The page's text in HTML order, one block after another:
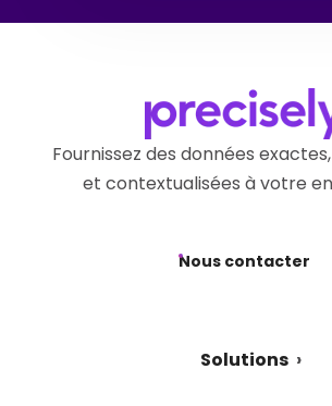
Fournissez des données
et contextualisées à votre
Nous contacter
Solutions